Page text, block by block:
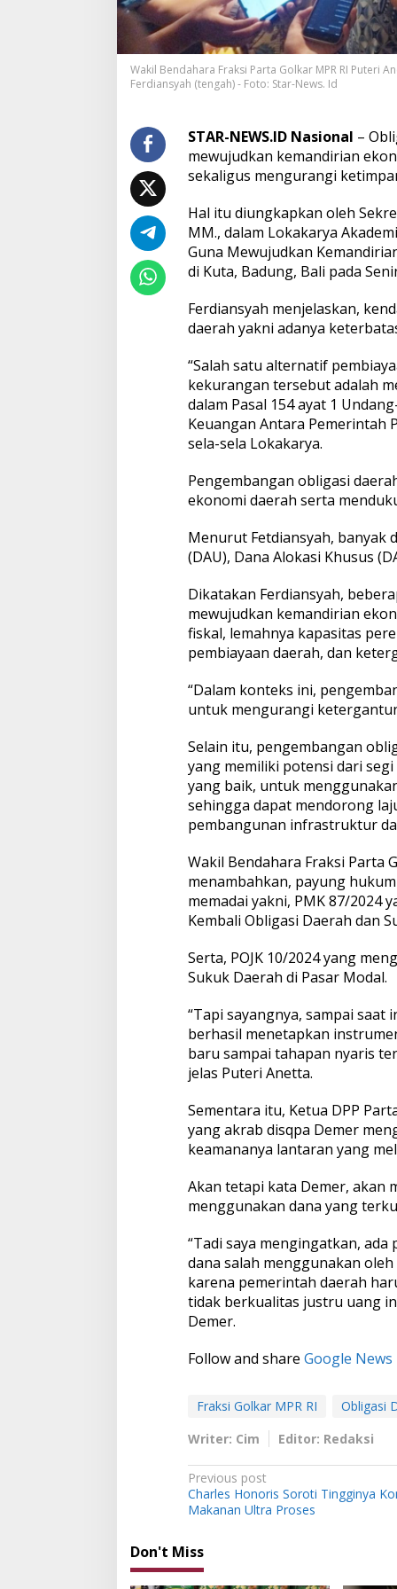
t
a
n
O
b
g
a
a
e
r
h
Wakil Bendahara Fraksi Parta Golkar MPR RI Puteri
Ferdiansyah (tengah) - Foto: Star-News. Id
STAR-NEWS.ID Nasional –
mewujudkan kemandirian
sekaligus mengurangi
Hal itu diungkapkan oleh
MM., dalam Lokakarya
Guna Mewujudkan
di Kuta, Badung, Bali pada
Ferdiansyah menjelaskan,
daerah yakni adanya
“Salah satu alternatif
kekurangan tersebut adalah
dalam Pasal 154 ayat 1
Keuangan Antara Pemerintah
sela-sela Lokakarya.
Pengembangan obligasi
ekonomi daerah serta
Menurut Fetdiansyah, banyak
(DAU), Dana Alokasi Khusus
Dikatakan Ferdiansyah,
mewujudkan kemandirian
fiskal, lemahnya kapasitas
pembiayaan daerah, dan
“Dalam konteks ini,
untuk mengurangi
Selain itu, pengembangan
yang memiliki potensi dari
yang baik, untuk
sehingga dapat mendorong
pembangunan infrastruktur
Wakil Bendahara Fraksi Parta
menambahkan, payung
memadai yakni, PMK 87/2024
Kembali Obligasi Daerah dan
Serta, POJK 10/2024 yang
Sukuk Daerah di Pasar Modal.
“Tapi sayangnya, sampai
berhasil menetapkan
baru sampai tahapan nyaris
jelas Puteri Anetta.
Sementara itu, Ketua DPP
yang akrab disqpa Demer
keamananya lantaran yang
Akan tetapi kata Demer, akan
menggunakan dana yang
“Tadi saya mengingatkan,
dana salah menggunakan
karena pemerintah daerah
tidak berkualitas justru uang
Demer.
Follow and share Google News
Fraksi Golkar MPR RI
Obligasi
Writer: Cim
Editor: Redaksi
P
o
t
n
Previous post
Charles Honoris Soroti Tingginya
Makanan Ultra Proses
Don't Miss